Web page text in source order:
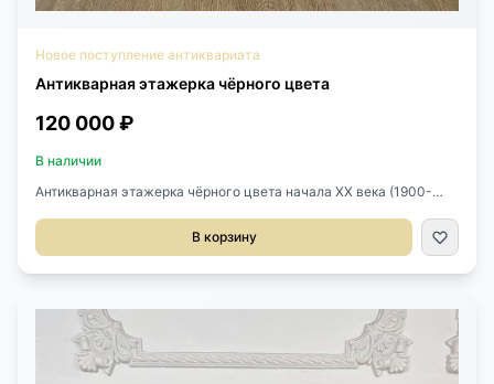
Новое поступление антиквариата
Антикварная этажерка чёрного цвета
120 000 ₽
В наличии
Антикварная этажерка чёрного цвета начала XX века (1900-
яруса.Размер 44х31х122h см.
В корзину